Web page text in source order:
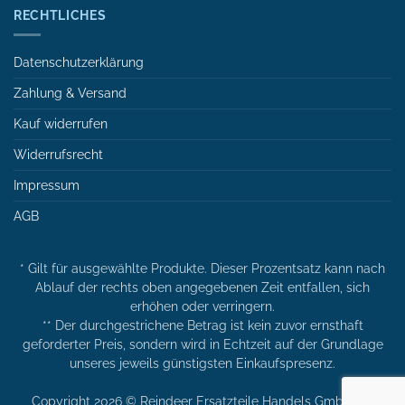
RECHTLICHES
Datenschutzerklärung
Zahlung & Versand
Kauf widerrufen
Widerrufsrecht
Impressum
AGB
* Gilt für ausgewählte Produkte. Dieser Prozentsatz kann nach
Ablauf der rechts oben angegebenen Zeit entfallen, sich
erhöhen oder verringern.
** Der durchgestrichene Betrag ist kein zuvor ernsthaft
geforderter Preis, sondern wird in Echtzeit auf der Grundlage
unseres jeweils günstigsten Einkaufspresenz.
Copyright 2026 © Reindeer Ersatzteile Handels GmbH. All